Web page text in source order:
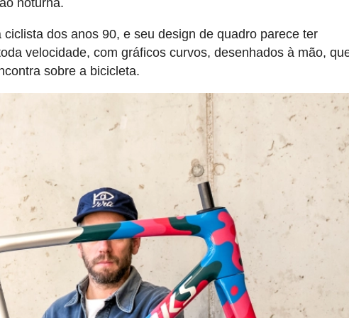
dos anos 90, e seu design de quadro parece ter
velocidade, com gráficos curvos, desenhados à mão,
sobre a bicicleta.